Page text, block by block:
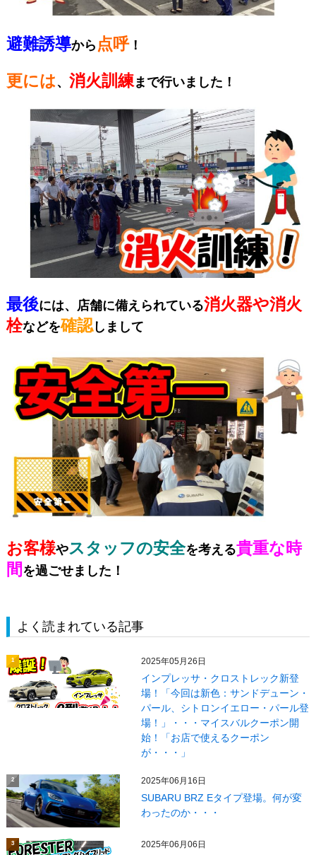
避難誘導から 点呼！
更には、 消火訓練まで行いました！
最後には、店舗に備えられている消火器や消火
栓などを確認しまして
お客様やスタッフの安全を考える貴重な時
間 を過ごせました！
よく読まれている記事
1 2025年05月26日
インプレッサ・クロストレック新登
場！「今回は新色：サンドデューン・
パール、シトロンイエロー・パール登
場！」・・・マイスバルクーポン開
始！「お店で使えるクーポン
が・・・」
2 2025年06月16日
SUBARU BRZ Eタイプ登場。何が変
わったのか・・・
3 2025年06月06日